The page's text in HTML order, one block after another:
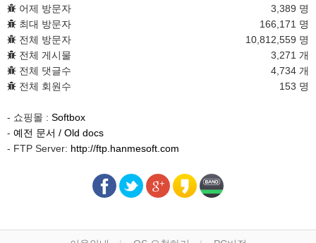
어제 방문자
3,389 명
최대 방문자
166,171 명
전체 방문자
10,812,559 명
전체 게시물
3,271 개
전체 댓글수
4,734 개
전체 회원수
153 명
- 쇼핑몰 : Softbox
- 예전 문서 / Old docs
- FTP Server: http://ftp.hanmesoft.com